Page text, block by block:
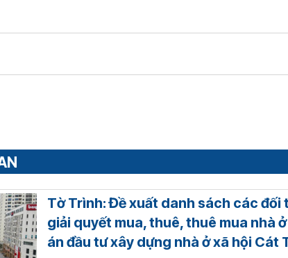
Tờ Trình: Đề xuất danh sách các đối
giải quyết mua, thuê, thuê mua nhà
án đầu tư xây dựng nhà ở xã hội Cát